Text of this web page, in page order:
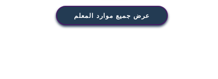
عرض جميع موارد المعلم